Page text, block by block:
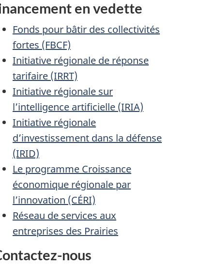
en vedette
Fonds pour bâtir des collectivités
fortes (FBCF)
Initiative régionale de réponse
tarifaire (IRRT)
Initiative régionale sur
l’intelligence artificielle (IRIA)
Initiative régionale
d’investissement dans la défense
(IRID)
Le programme Croissance
économique régionale par
l’innovation (CÉRI)
Réseau de services aux
entreprises des Prairies
nous